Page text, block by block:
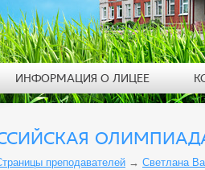
преподавателей → Светлана
ИНФОРМАЦИЯ О ЛИЦЕЕ